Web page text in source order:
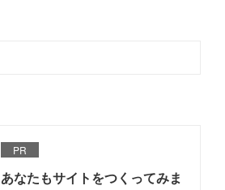
PR
あなたもサイトをつくってみま